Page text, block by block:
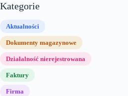
Kategorie
Aktualności
Dokumenty magazynowe
Działalność nierejestrowana
Faktury
Firma